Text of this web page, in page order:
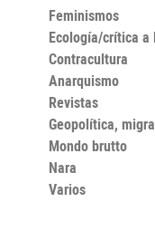
Feminismos
Ecología/crítica a
Contracultura
Anarquismo
Revistas
Geopolítica,
Mondo brutto
Nara
Varios